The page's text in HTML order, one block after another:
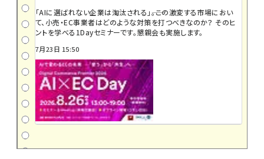
「AIに選ばれない企業は淘汰される」――。この激変する市場におい
て、小売・EC事業者はどのような対策を打つべきなのか？ そのヒ
ントを学べる1Dayセミナーです。懇親会も実施します。
7月23日 15:50